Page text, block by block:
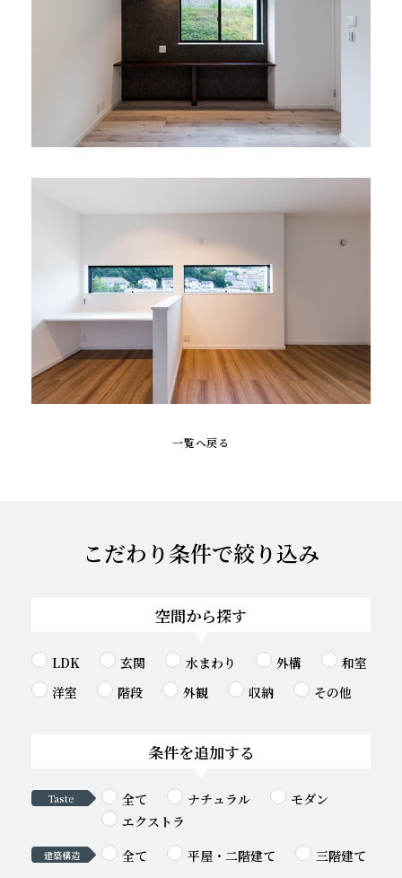
一覧へ戻る
こだわり条件で絞り込み
空間から探す
LDK 玄関 水まわり 外構
和室
洋室
階段 外観 収納 その他
条件を追加する
Taste 全て ナチュラル
モダン
エクストラ
建築構造 全て 平屋・二階建て 三階建て